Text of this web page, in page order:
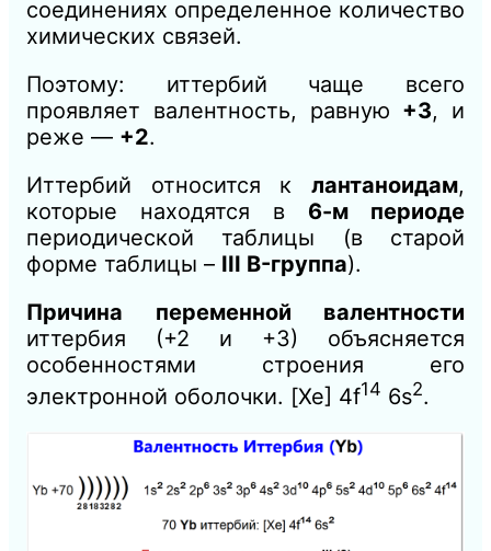
соединениях определенное количество
химических связей.
Поэтому: иттербий чаще всего
проявляет валентность, равную +3, и
реже — +2.
Иттербий относится к лантаноидам,
которые находятся в 6-м периоде
периодической таблицы (в старой
форме таблицы – III B-группа).
Причина переменной валентности
иттербия (+2 и +3) объясняется
особенностями строения его
электронной оболочки. [Xe] 4f14 6s2.